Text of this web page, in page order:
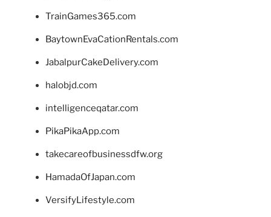
TrainGames365.com
BaytownEvaCationRentals.com
JabalpurCakeDelivery.com
halobjd.com
intelligenceqatar.com
PikaPikaApp.com
takecareofbusinessdfw.org
HamadaOfJapan.com
VersifyLifestyle.com